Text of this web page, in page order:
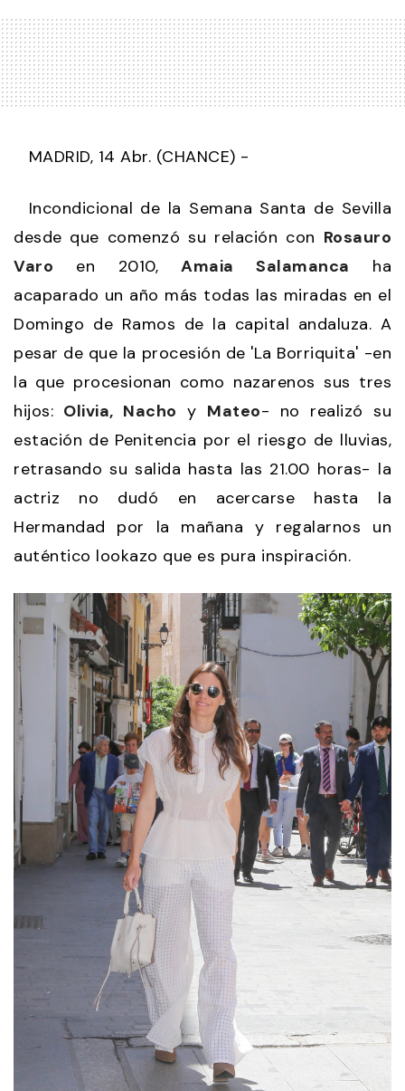
MADRID, 14 Abr. (CHANCE) -
Incondicional de la Semana Santa de Sevilla
desde que comenzó su relación con Rosauro
Varo en 2010,Amaia Salamanca ha
acaparado un año más todas las miradas en el
Domingo de Ramos de la capital andaluza. A
pesar de que la procesión de 'La Borriquita' -en
la que procesionan como nazarenos sus tres
hijos: Olivia, Nacho y Mateo- no realizó su
estación de Penitencia por el riesgo de lluvias,
retrasando su salida hasta las 21.00 horas- la
actriz no dudó en acercarse hasta la
Hermandad por la mañana y regalarnos un
auténtico lookazo que es pura inspiración.